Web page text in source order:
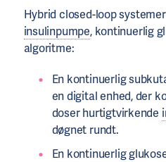
Hybrid closed-loop
insulinpumpe, kontinuerlig
algoritme:
En kontinuerlig
en digital enhed, der
doser hurtigtvirkende
døgnet rundt.
En kontinuerlig